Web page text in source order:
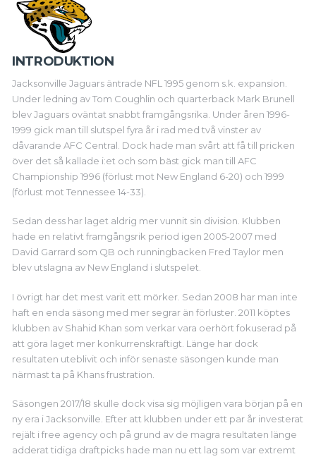
INTRODUKTION
Jacksonville Jaguars äntrade NFL 1995 genom s.k. expansion.
Under ledning av Tom Coughlin och quarterback Mark Brunell
blev Jaguars oväntat snabbt framgångsrika. Under åren 1996-
1999 gick man till slutspel fyra år i rad med två vinster av
dåvarande AFC Central. Dock hade man svårt att få till pricken
över det så kallade i:et och som bäst gick man till AFC
Championship 1996 (förlust mot New England 6-20) och 1999
(förlust mot Tennessee 14-33).
Sedan dess har laget aldrig mer vunnit sin division. Klubben
hade en relativt framgångsrik period igen 2005-2007 med
David Garrard som QB och runningbacken Fred Taylor men
blev utslagna av New England i slutspelet.
I övrigt har det mest varit ett mörker. Sedan 2008 har man inte
haft en enda säsong med mer segrar än förluster. 2011 köptes
klubben av Shahid Khan som verkar vara oerhört fokuserad på
att göra laget mer konkurrenskraftigt. Länge har dock
resultaten uteblivit och inför senaste säsongen kunde man
närmast ta på Khans frustration.
Säsongen 2017/18 skulle dock visa sig möjligen vara början på en
ny era i Jacksonville. Efter att klubben under ett par år investerat
rejält i free agency och på grund av de magra resultaten länge
adderat tidiga draftpicks hade man nu ett lag som var extremt